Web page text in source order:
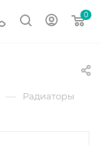
0
— Радиаторы